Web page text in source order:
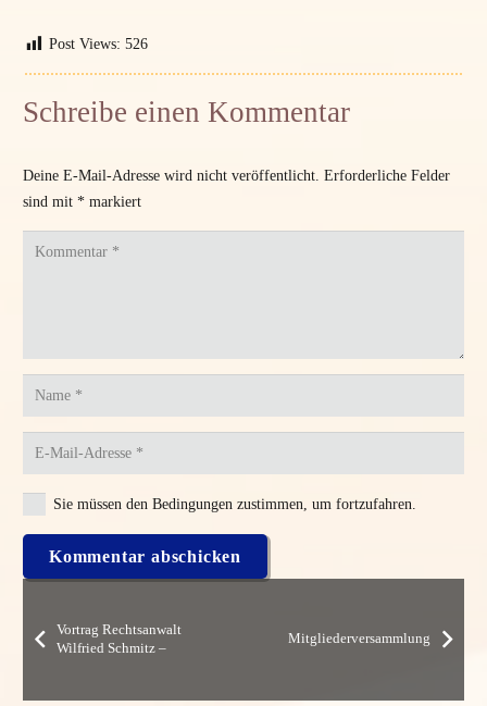
Post Views: 526
Schreibe einen Kommentar
Deine E-Mail-Adresse wird nicht veröffentlicht. Erforderliche Felder
sind mit * markiert
Sie müssen den Bedingungen zustimmen, um fortzufahren.
Kommentar abschicken
Vortrag Rechtsanwalt
Wilfried Schmitz –
Mitgliederversammlung